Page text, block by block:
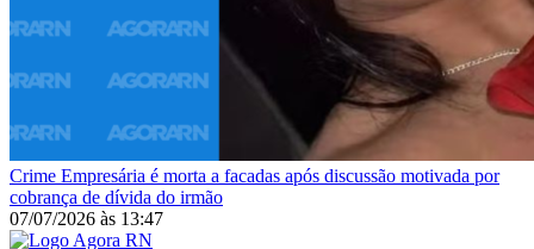
Crime Empresária é morta a facadas após discussão motivada por
cobrança de dívida do irmão
07/07/2026 às 13:47